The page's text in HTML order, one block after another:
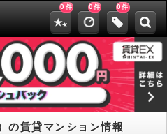
0 件 0件 0件
の賃貸マンション情報